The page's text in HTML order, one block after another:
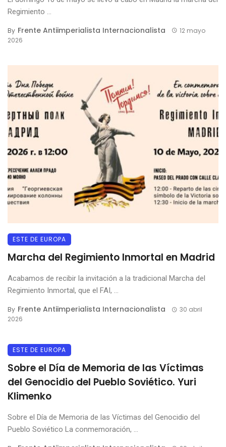
Regimiento ...
By Frente Antiimperialista Internacionalista
12 mayo
2026
ESTE DE EUROPA
Marcha del Regimiento Inmortal en Madrid
Acabamos de recibir la invitación a la tradicional Marcha del
Regimiento Inmortal, que el FAI, ...
By Frente Antiimperialista Internacionalista
30 abril
2026
ESTE DE EUROPA
Sobre el Día de Memoria de las Víctimas
del Genocidio del Pueblo Soviético. Yuri
Klimenko
Sobre el Día de Memoria de las Víctimas del Genocidio del
Pueblo Soviético La conmemoración, ...